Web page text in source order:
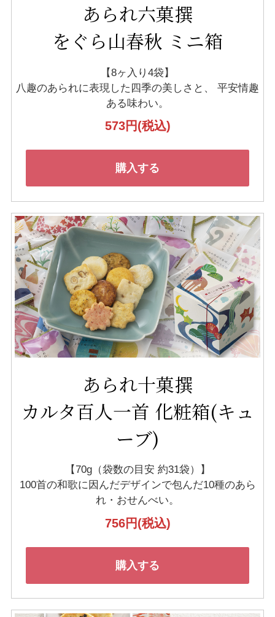
あられ六菓撰
をぐら山春秋 ミニ箱
【8ヶ入り4袋】
八趣のあられに表現した四季の美しさと、
平安情趣
ある味わい。
573円(税込)
購入する
あられ十菓撰
カルタ百人一首 化粧箱(キュ
ーブ)
【70g（袋数の目安 約31袋）】
100首の和歌に因んだデザインで包んだ10種のあら
れ・おせんべい。
756円(税込)
購入する